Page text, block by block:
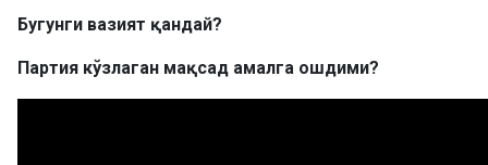
Бугунги вазият қандай?
Партия кўзлаган мақсад амалга ошдими?